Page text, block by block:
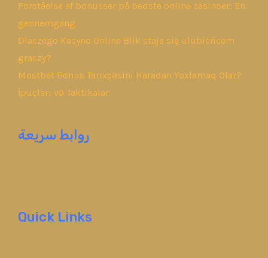
Forståelse af bonusser på bedste online casinoer: En
gennemgang
Dlaczego Kasyno Online Blik staje się ulubieńcem
graczy?
Mostbet Bonus Tarixçəsini Haradan Yoxlamaq Olar?
İpuçları və Taktikalar
روابط سريعة
Quick Links